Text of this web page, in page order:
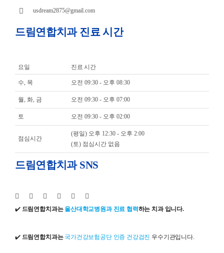
usdream2875@gmail.com
드림연합치과 진료 시간
요일 진료 시간
수, 목 오전 09:30 - 오후 08:30
월, 화, 금 오전 09:30 - 오후 07:00
토 오전 09:30 - 오후 02:00
점심시간
(평일) 오후 12:30 - 오후 2:00
(토) 점심시간 없음
드림연합치과 SNS
✔️ 드림연합치과는 울산대학교병원과 진료 협력하는 치과 입니다.
✔️ 드림연합치과는 국가건강보험공단 인증 건강검진 우수기관입니다.